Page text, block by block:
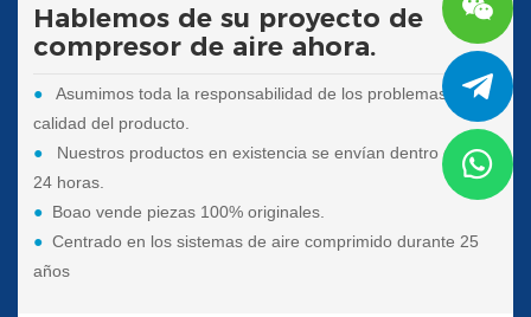
Hablemos de su proyecto de
compresor de aire ahora.
●
Asumimos toda la responsabilidad de los problemas de
calidad del producto.
●
Nuestros productos en existencia se envían dentro de las
24 horas.
● Boao vende piezas 100% originales.
●Centrado en los sistemas de aire comprimido durante 25
años